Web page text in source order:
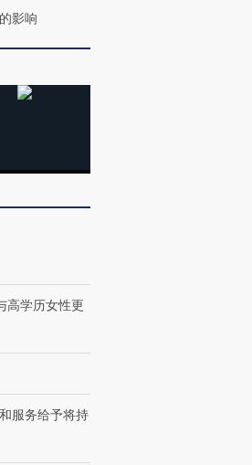
”的印
视线｜“入侵”还是“人道危
飞地休达
【商旅对话】华住集团
影响
高学历女性更
服务给予将持